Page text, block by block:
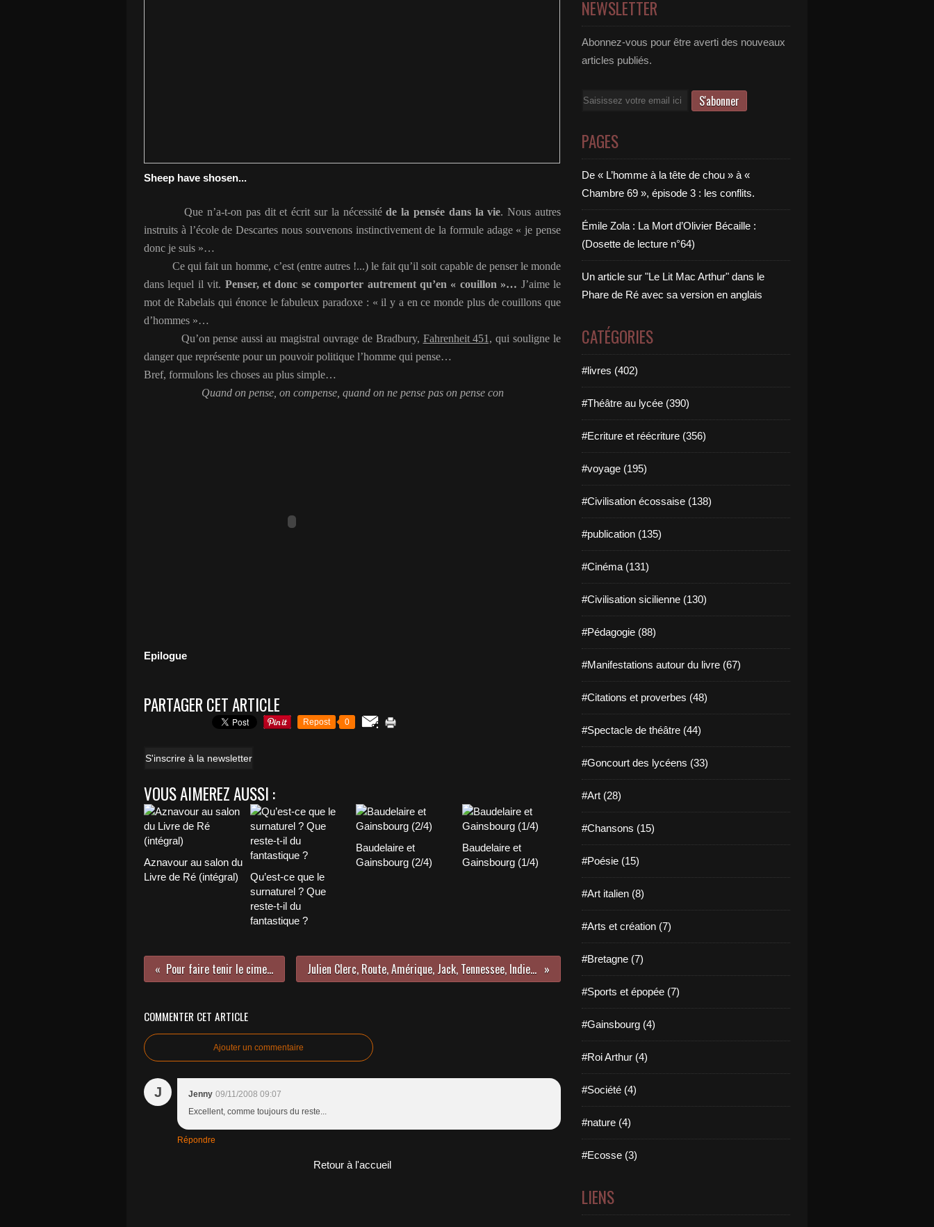
Sheep have shosen...
Que n’a-t-on pas dit et écrit sur la nécessitéde la pensée dans la vie. Nous autres
instruits à l’école de Descartes nous souvenons instinctivement de la formule adage « je pense
donc je suis »…
Ce qui fait un homme, c’est (entre autres !...) le fait qu’il soit capable de penser le monde
dans lequel il vit. Penser, et donc se comporter autrement qu’en « couillon »… J’aime le
mot de Rabelais qui énonce le fabuleux paradoxe : « il y a en ce monde plus de couillons que
d’hommes »…
Qu’on pense aussi au magistral ouvrage de Bradbury, Fahrenheit 451, qui souligne le
danger que représente pour un pouvoir politique l’homme qui pense…
Bref, formulons les choses au plus simple…
Quand on pense, on compense, quand on ne pense pas on pense con
Epilogue
PARTAGER CET ARTICLE
Repost 0
S'inscrire à la newsletter
VOUS AIMEREZ AUSSI :
Aznavour au salon du
Livre de Ré (intégral)
Qu’est-ce que le
surnaturel ? Que
reste-t-il du
fantastique ?
Baudelaire et
Gainsbourg (2/4)
Baudelaire et
Gainsbourg (1/4)
Pour faire tenir le ciment Julien Clerc, Route, Amérique, Jack, Tennessee, Indiens.
COMMENTER CET ARTICLE
Ajouter un commentaire
J Jenny 09/11/2008 09:07
Excellent, comme toujours du reste...
Répondre
Retour à l'accueil
NEWSLETTER
Abonnez-vous pour être averti des nouveaux
articles publiés.
Email
PAGES
De « L’homme à la tête de chou » à «
Chambre 69 », épisode 3 : les conflits.
Émile Zola : La Mort d’Olivier Bécaille :
(Dosette de lecture n°64)
Un article sur "Le Lit Mac Arthur" dans le
Phare de Ré avec sa version en anglais
CATÉGORIES
#livres (402)
#Théâtre au lycée (390)
#Ecriture et réécriture (356)
#voyage (195)
#Civilisation écossaise (138)
#publication (135)
#Cinéma (131)
#Civilisation sicilienne (130)
#Pédagogie (88)
#Manifestations autour du livre (67)
#Citations et proverbes (48)
#Spectacle de théâtre (44)
#Goncourt des lycéens (33)
#Art (28)
#Chansons (15)
#Poésie (15)
#Art italien (8)
#Arts et création (7)
#Bretagne (7)
#Sports et épopée (7)
#Gainsbourg (4)
#Roi Arthur (4)
#Société (4)
#nature (4)
#Ecosse (3)
LIENS